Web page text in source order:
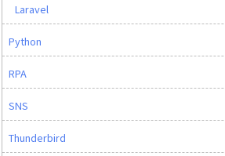
Laravel
Python
RPA
SNS
Thunderbird